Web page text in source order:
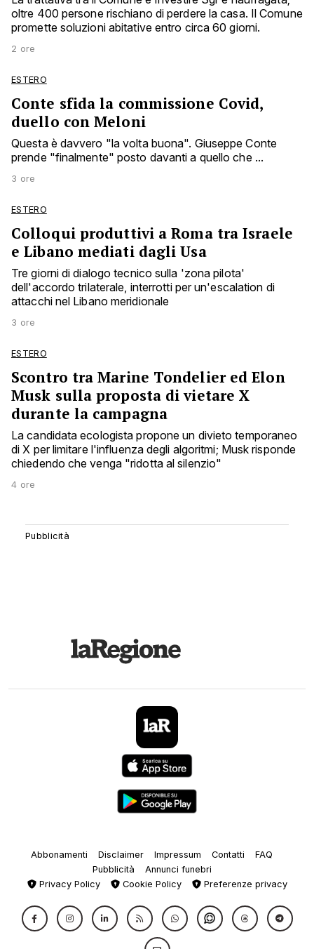
oltre 400 persone rischiano di perdere la casa. Il Comune
promette soluzioni abitative entro circa 60 giorni.
2 ore
ESTERO
Conte sfida la commissione Covid,
duello con Meloni
Questa è davvero "la volta buona". Giuseppe Conte
prende "finalmente" posto davanti a quello che ...
3 ore
ESTERO
Colloqui produttivi a Roma tra Israele
e Libano mediati dagli Usa
Tre giorni di dialogo tecnico sulla 'zona pilota'
dell'accordo trilaterale, interrotti per un'escalation di
attacchi nel Libano meridionale
3 ore
ESTERO
Scontro tra Marine Tondelier ed Elon
Musk sulla proposta di vietare X
durante la campagna
La candidata ecologista propone un divieto temporaneo
di X per limitare l'influenza degli algoritmi; Musk risponde
chiedendo che venga "ridotta al silenzio"
4 ore
Abbonamenti Disclaimer Impressum Contatti
FAQ
Pubblicità
Annunci funebri
Privacy Policy
Cookie Policy Preferenze privacy